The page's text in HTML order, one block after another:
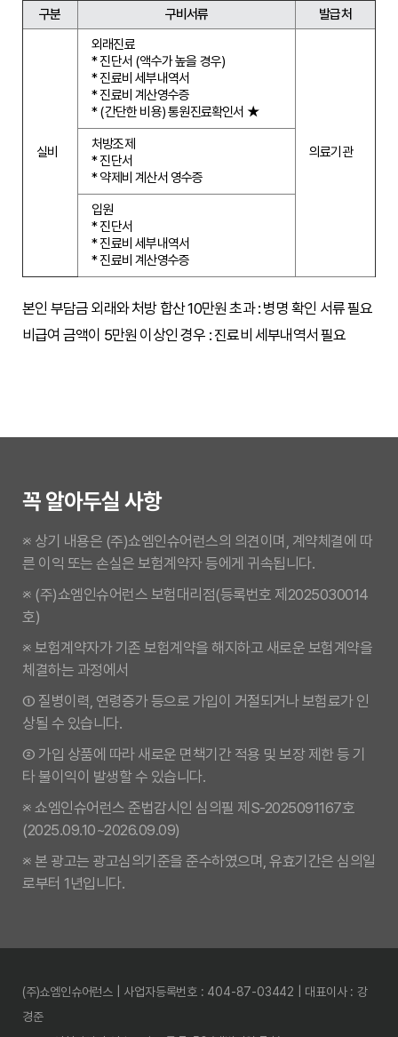
구분 구비서류 발급처
실비
외래진료
* 진단서 (액수가 높을 경우)
* 진료비 세부내역서
* 진료비 계산영수증
* (간단한 비용) 통원진료확인서 ★
의료기관
처방조제
* 진단서
* 약제비 계산서 영수증
입원
* 진단서
* 진료비 세부내역서
* 진료비 계산영수증
본인 부담금 외래와 처방 합산 10만원 초과 : 병명 확인 서류 필요
비급여 금액이 5만원 이상인 경우 : 진료비 세부내역서 필요
꼭 알아두실 사항
※ 상기 내용은 (주)쇼엠인슈어런스의 의견이며, 계약체결에 따
른 이익 또는 손실은 보험계약자 등에게 귀속됩니다.
※ (주)쇼엠인슈어런스 보험대리점(등록번호 제2025030014
호)
※ 보험계약자가 기존 보험계약을 해지하고 새로운 보험계약을
체결하는 과정에서
① 질병이력, 연령증가 등으로 가입이 거절되거나 보험료가 인
상될 수 있습니다.
② 가입 상품에 따라 새로운 면책기간 적용 및 보장 제한 등 기
타 불이익이 발생할 수 있습니다.
※ 쇼엠인슈어런스 준법감시인 심의필 제S-2025091167호
(2025.09.10~2026.09.09)
※ 본 광고는 광고심의기준을 준수하였으며, 유효기간은 심의일
로부터 1년입니다.
(주)쇼엠인슈어런스 | 사업자등록번호 : 404-87-03442 | 대표이사 : 강
경준